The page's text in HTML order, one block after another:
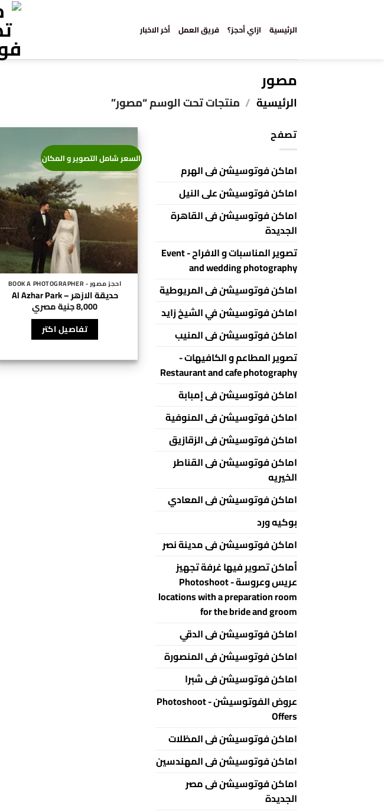
الرئيسية ازاي أحجز؟ فريق العمل أخر الاخبار
مصور
الرئيسية / منتجات تحت الوسم “مصور”
تصفح
اماكن فوتوسيشن فى الهرم
اماكن فوتوسيشن على النيل
اماكن فوتوسيشن فى القاهرة
الجديدة
تصوير المناسبات و الافراح - Event
and wedding photography
اماكن فوتوسيشن فى المريوطية
اماكن فوتوسيشن في الشيخ زايد
اماكن فوتوسيشن فى المنيب
تصوير المطاعم و الكافيهات -
Restaurant and cafe photography
اماكن فوتوسيشن فى إمبابة
اماكن فوتوسيشن فى المنوفية
اماكن فوتوسيشن فى الزقازيق
اماكن فوتوسيشن فى القناطر
الخيريه
اماكن فوتوسيشن فى المعادي
بوكيه ورد
اماكن فوتوسيشن فى مدينة نصر
أماكن تصوير فيها غرفة تجهيز
عريس وعروسة - Photoshoot
locations with a preparation room
for the bride and groom
اماكن فوتوسيشن فى الدقي
اماكن فوتوسيشن فى المنصورة
اماكن فوتوسيشن فى شبرا
عروض الفوتوسيشن - Photoshoot
Offers
اماكن فوتوسيشن فى المظلات
اماكن فوتوسيشن فى المهندسين
اماكن فوتوسيشن فى مصر
الجديدة
السعر شامل التصوير و المكان
احجز مصور - BOOK A PHOTOGRAPHER
حديقة الازهر – Al Azhar Park
8,000جنية مصري
تفاصيل اكتر
هناك
من
الأشكال
المختلفة